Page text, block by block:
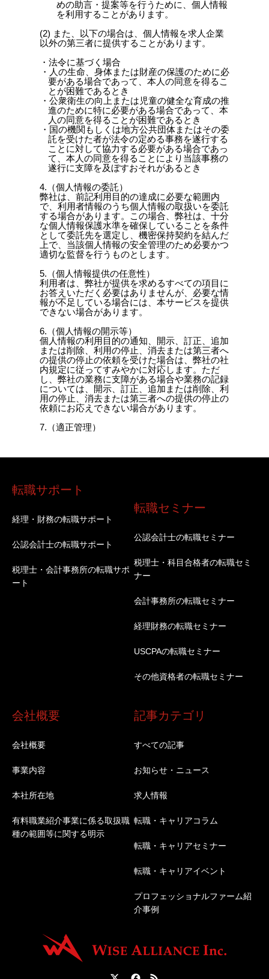
転職サポート
経理・財務の転職サポート
公認会計士の転職サポート
税理士・会計事務所の転職サポ
ート
転職セミナー
公認会計士の転職セミナー
税理士・科目合格者の転職セミ
ナー
会計事務所の転職セミナー
経理財務の転職セミナー
USCPAの転職セミナー
その他資格者の転職セミナー
会社概要
会社概要
事業内容
本社所在地
有料職業紹介事業に係る取扱職
種の範囲等に関する明示
記事カテゴリ
すべての記事
お知らせ・ニュース
求人情報
転職・キャリアコラム
転職・キャリアセミナー
転職・キャリアイベント
プロフェッショナルファーム紹
介事例